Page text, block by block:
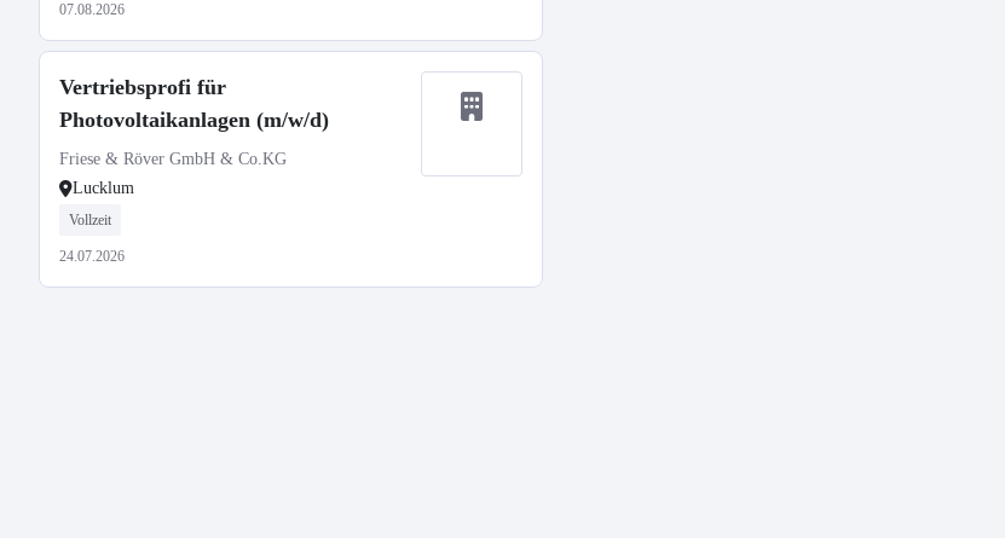
07.08.2026
Vertriebsprofi für
Photovoltaikanlagen (m/w/d)
Friese & Röver GmbH & Co.KG
Lucklum
Vollzeit
24.07.2026